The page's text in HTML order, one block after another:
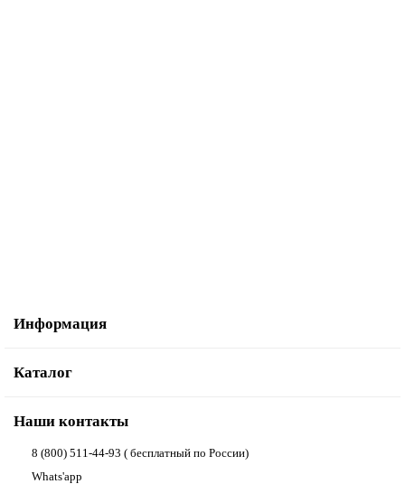
Информация
Каталог
Наши контакты
8 (800) 511-44-93 ( бесплатный по России)
Whats'app